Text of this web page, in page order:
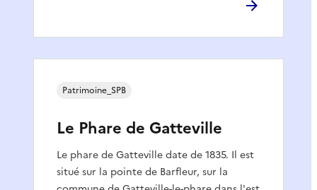
Le Phare de Gatteville
Le phare de Gatteville date de 1835. Il est
situé sur la pointe de Barfleur, sur la
Patrimoine_SPB